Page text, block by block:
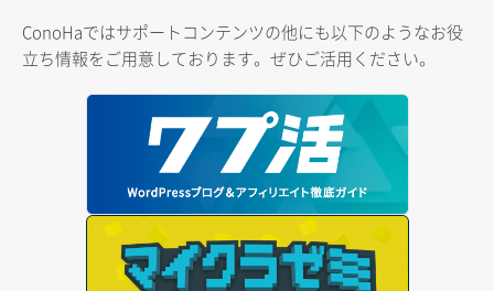
ConoHaではサポートコンテンツの他にも以下のようなお役
立ち情報をご用意しております。ぜひご活用ください。